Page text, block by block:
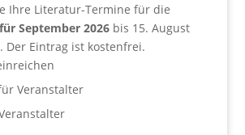
Ihre Literatur-Termine für die
September 2026bis 15. August
Der Eintrag ist kostenfrei.
Veranstalter